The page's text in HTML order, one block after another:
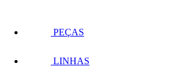
PEÇAS
LINHAS